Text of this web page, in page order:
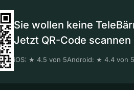
Sie wollen keine
Jetzt QR-Code
iOS: ★ 4.5 von 5Android: ★ 4.4 von 5